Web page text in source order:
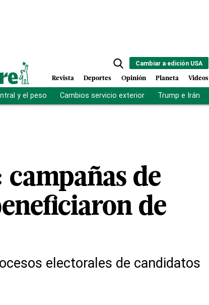
Cambiar a edición USA
Revista Deportes Opinión Planeta Videos
y el peso Cambios servicio exterior Trump e Irán
de
de
electorales de candidatos